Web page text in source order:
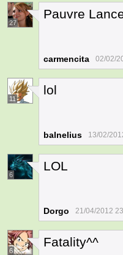
27
Pauvre
carmencita 02/02/
11
lol
balnelius 13/02/
6
LOL
Dorgo 21/04/2012
6
Fatality^^